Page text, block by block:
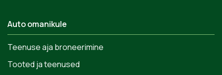
Auto omanikule
Teenuse aja broneerimine
Tooted ja teenused